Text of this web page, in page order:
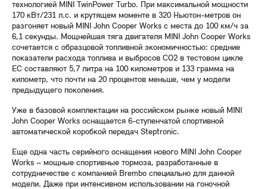
технологией MINI TwinPower Turbo. При максимальной мощности
170 кВт/231 л.с. и крутящем моменте в 320 Ньютон-метров он
разгоняет новый MINI John Cooper Works с места до 100 км/ч за
6,1 секунды. Мощнейшая тяга двигателя MINI John Cooper Works
сочетается с образцовой топливной экономичностью: средние
показатели расхода топлива и выбросов CO2 в тестовом цикле
ЕС составляют 5,7 литра на 100 километров и 133 грамма на
километр, что почти на 20 процентов меньше, чем у модели
предыдущего поколения.
Уже в базовой комплектации на российском рынке новый MINI
John Cooper Works оснащается 6-ступенчатой спортивной
автоматической коробкой передач Steptronic.
Еще одна часть серийного оснащения нового MINI John Cooper
Works – мощные спортивные тормоза, разработанные в
сотрудничестве с компанией Brembo специально для данной
модели. Даже при интенсивном использовании на гоночной